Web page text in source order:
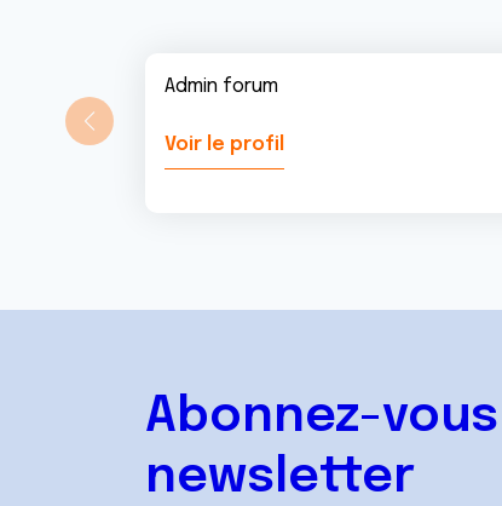
Admin forum
Voir le profil
Abonnez-
newsletter